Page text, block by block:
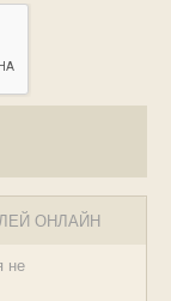
ОНЛАЙН
не